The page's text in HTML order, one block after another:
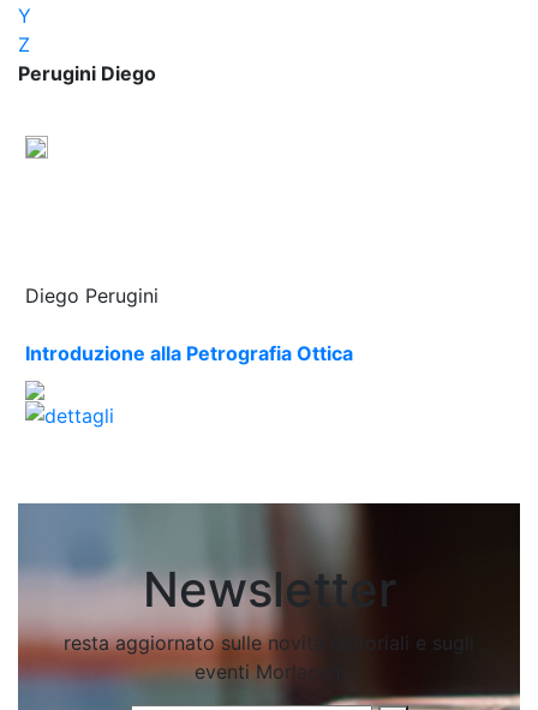
Y
Z
Perugini Diego
Diego Perugini
Introduzione alla Petrografia Ottica
Newsletter
resta aggiornato sulle novità editoriali e sugli
eventi Morlacchi